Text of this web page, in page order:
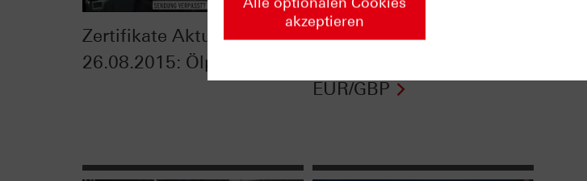
Zertifikate Aktuell vom
26.08.2015: Ölpreis
Zertifikate Aktuell vom
EUR/GBP
akzeptieren